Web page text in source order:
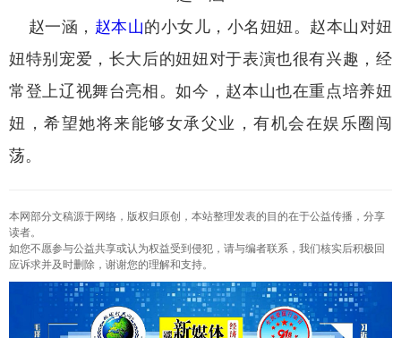
赵一涵， 赵本山的小女儿，小名妞妞。赵本山对妞
妞特别宠爱，长大后的妞妞对于表演也很有兴趣，经
常登上辽视舞台亮相。如今，赵本山也在重点培养妞
妞，希望她将来能够女承父业，有机会在娱乐圈闯
荡。
本网部分文稿源于网络，版权归原创，本站整理发表的目的在于公益传播，分享
读者。
如您不愿参与公益共享或认为权益受到侵犯，请与编者联系，我们核实后积极回
应诉求并及时删除，谢谢您的理解和支持。